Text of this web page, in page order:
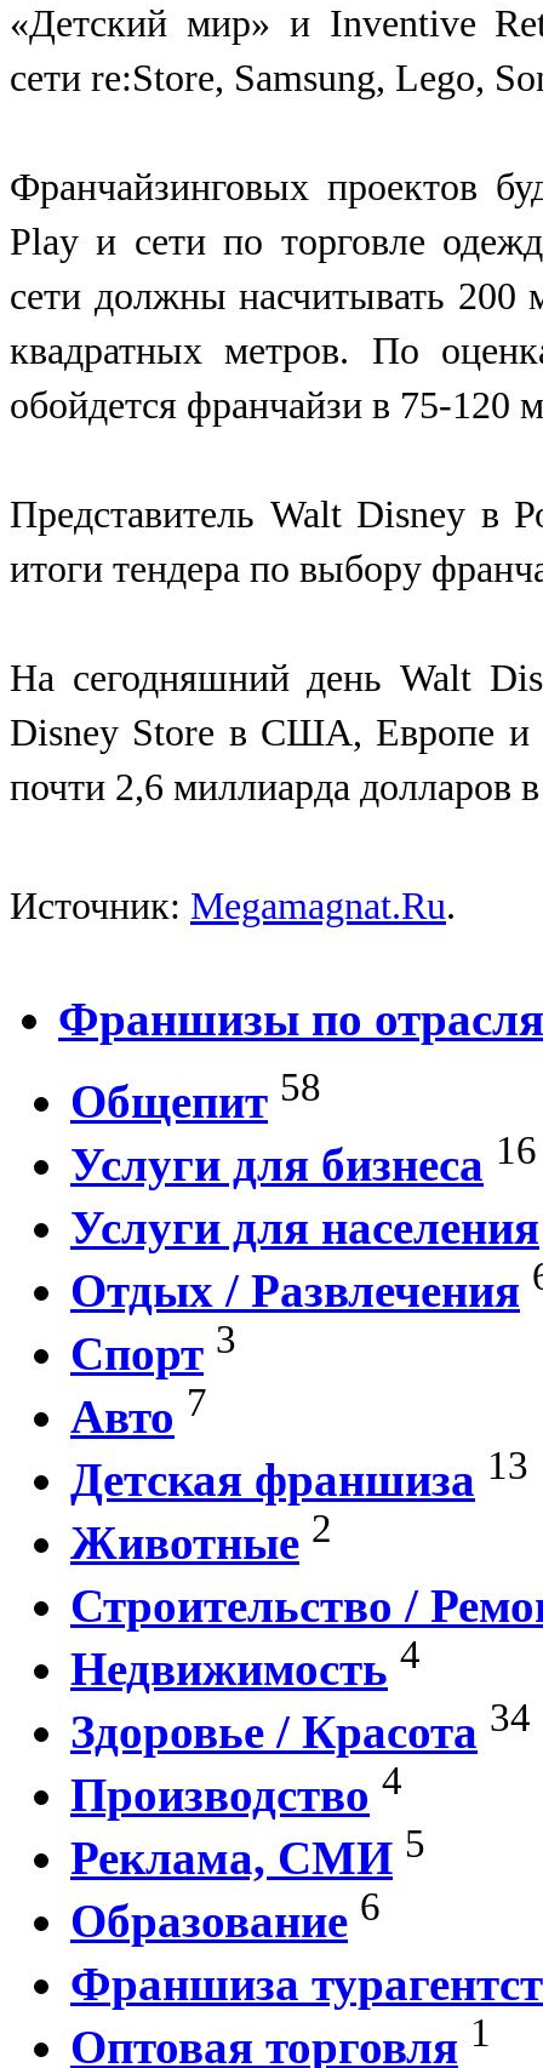
«Детский мир» и Inventive
сети re:Store, Samsung, Lego,
Франчайзинговых проектов
Play и сети по торговле
сети должны насчитывать
квадратных метров. По
обойдется франчайзи в 75-120
Представитель Walt Disney в
итоги тендера по выбору
На сегодняшний день Walt
Disney Store в США, Европе и
почти 2,6 миллиарда долларов
Источник: Megamagnat.Ru.
Франшизы по
Общепит 58
Услуги для бизнеса 16
Услуги для населения
Отдых / Развлечения
Спорт 3
Авто 7
Детская франшиза 13
Животные 2
Строительство /
Недвижимость 4
Здоровье / Красота 34
Производство 4
Реклама, СМИ 5
Образование 6
Франшиза
Оптовая торговля 1